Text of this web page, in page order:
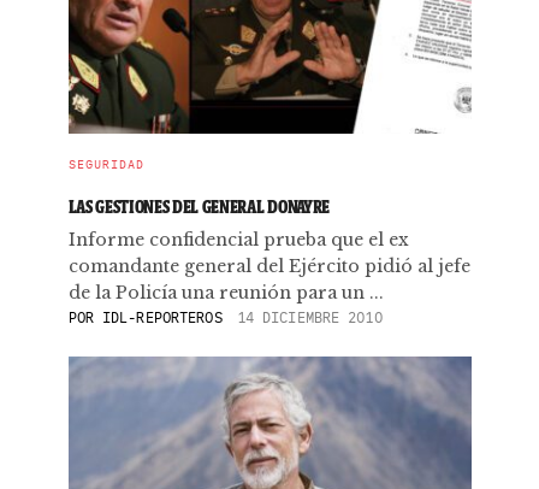
SEGURIDAD
LAS GESTIONES DEL GENERAL DONAYRE
Informe confidencial prueba que el ex
comandante general del Ejército pidió al jefe
de la Policía una reunión para un ...
POR IDL-REPORTEROS 14 DICIEMBRE 2010